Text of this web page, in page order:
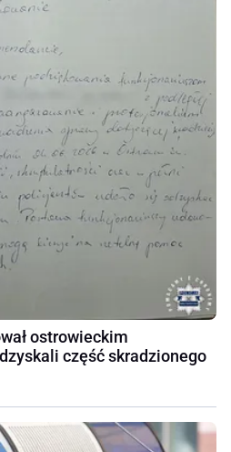
ostrowieckim
część skradzionego